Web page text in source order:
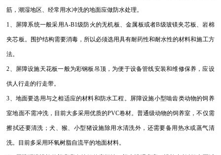
筋，潮湿地区、经常用水冲洗的地面应做防水处理。
1、屏障系统一般采用A-B1级防火的无机板、金属板或者B级玻镁夹芯板、岩棉
夹芯板。围护结构需要消毒，所以必须选用具有耐药性和耐水性的材料和施工方
法。
2、屏障设施天花板一般为彩钢板吊顶，为便于设备管线安装和维修保养，应设
供人行走的行走带。
3、地面要选用与之相适应的材料和防水工程。屏障设施小型啮齿类动物的饲养
室地面不需冲洗，目前大多采用优质的PVC卷材。普通级动物的饲养室，不仅需
擦拭还要清洗；犬、猴、小型猪设施除用水清洗外，还需要备用热水或蒸气清
洗。目前多采用环氧树脂自流平的地面材料。